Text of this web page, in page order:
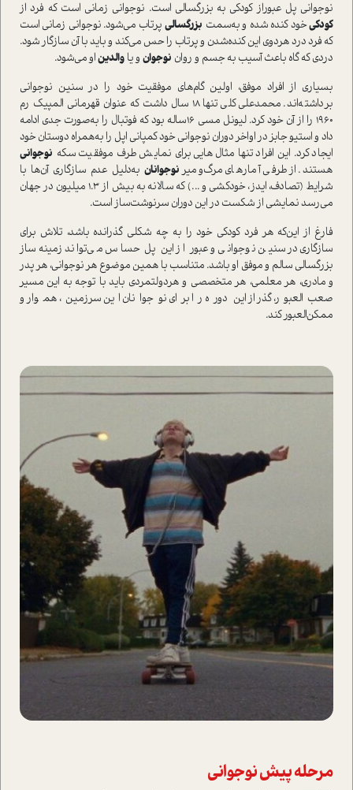
نوجوانی پل عبوراز کودکی به بزرگسالی ا‌ست. نوجوانی زمانی ا‌ست که فرد از
کودکیخود کنده شده و به‌سمت بزرگسالی پرتاب می‌شود. نوجوانی زمانی ا‌ست
که فرد درد هر‌دوی این کنده‌شدن و پرتاب را حس می‌کند و باید با آن سازگار شود.
دردی که گاه باعث آسیب به جسم و روان نوجوان و یاوالدیناو می‌شود.
بسیاری از افراد موفق، اولین گام‌های موفقیت خود را در سنین نوجوانی
برداشته‌اند. محمد‌علی کلی تنها ۱۸ سال داشت که عنوان قهرمانی المپیک رم
۱۹۶۰ را از آن خود کرد. لیونل مسی ۱۶ساله بود که فوتبال را به‌صورت جدی ادامه
داد و ا‌ستیو جابز در اواخر دوران نوجوانی خود کمپانی اپل را به‌همراه دوستان خود
ایجاد کرد. این افراد تنها مثال‌هایی برای نمایش طرف موفقیت سکه‌ نوجوانی
هستند‌. از طرفی آمار‌های مرگ‌و‌میرنوجوانان به‌دلیل عدم سازگاری آن‌ها با
شرایط (تصادف، ایدز، خودکشی و ...) که سالانه به بیش از ۱.۳ میلیون در جهان
می‌رسد نمایشی از شکست در این دوران سرنوشت‌ساز ا‌ست.
فارغ از این‌که هر فرد کودکی خود را به چه شکلی گذرانده باشد، تلاش برای
سازگاری در سنین نوجوانی و عبور از این پل حساس مي‌تواند زمینه‌ساز
بزرگسالی سالم و موفق او باشد. متناسب با همین موضوع هر نوجوانی، هر پدر
و مادری، هر معلمی، هر متخصصی و هر‌دولتمردی باید با توجه به این مسیر
صعب‌العبور، گذر از این دوره را برای نوجوانان این سرزمین، هموار و
ممکن‌العبور کند.
مرحله‌ پیش نوجوانی